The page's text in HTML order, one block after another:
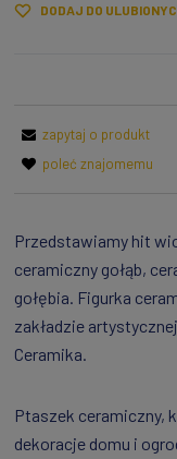
DODAJ DO
zapytaj o produkt
poleć znajomemu
Przedstawiamy hit
ceramiczny gołąb,
gołębia. Figurka
zakładzie
Ceramika.
Ptaszek ceramiczny,
dekoracje domu i